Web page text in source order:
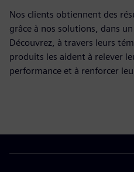
Nos clients obtiennent des
grâce à nos solutions, dans
Découvrez, à travers leurs
produits les aident à relever
performance et à renforcer